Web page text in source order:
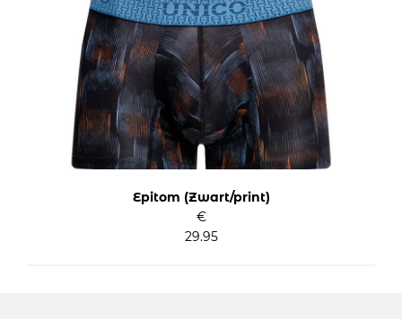
Epitom (Zwart/print)
€
29.95